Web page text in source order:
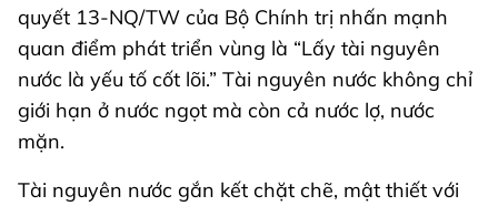
quyết 13-NQ/TW của Bộ Chính trị nhấn mạnh
quan điểm phát triển vùng là “Lấy tài nguyên
nước là yếu tố cốt lõi.” Tài nguyên nước không chỉ
giới hạn ở nước ngọt mà còn cả nước lợ, nước
mặn.
Tài nguyên nước gắn kết chặt chẽ, mật thiết với